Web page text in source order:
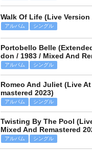
Walk Of Life (Live Version
アルバム シングル
Portobello Belle
don / 1983 / Mixed And
アルバム シングル
Romeo And Juliet (Live
mastered 2023)
アルバム シングル
Twisting By The Pool
Mixed And Remastered
アルバム シングル